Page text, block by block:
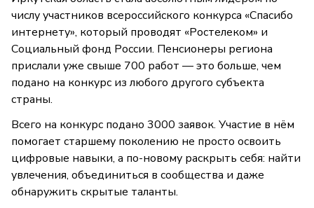
числу участников всероссийского конкурса «Спасибо
интернету», который проводят «Ростелеком» и
Социальный фонд России. Пенсионеры региона
прислали уже свыше 700 работ — это больше, чем
подано на конкурс из любого другого субъекта
страны.
Всего на конкурс подано 3000 заявок. Участие в нём
помогает старшему поколению не просто освоить
цифровые навыки, а по-новому раскрыть себя: найти
увлечения, объединиться в сообщества и даже
обнаружить скрытые таланты.